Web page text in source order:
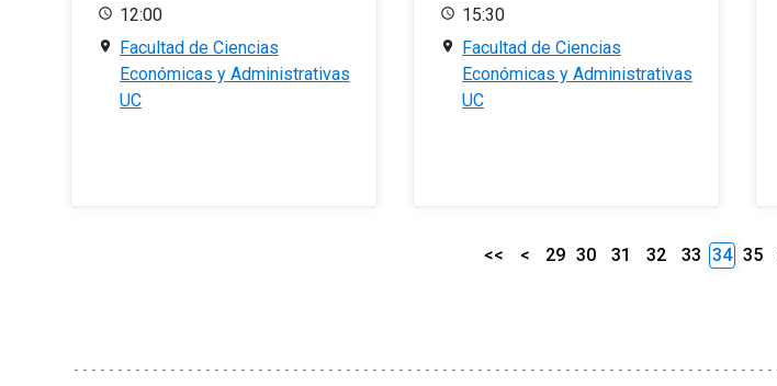
12:00
Facultad de Ciencias
Económicas y Administrativas
UC
15:30
Facultad de Ciencias
Económicas y Administrativas
UC
<< < 29 30 31 32 33 34 35